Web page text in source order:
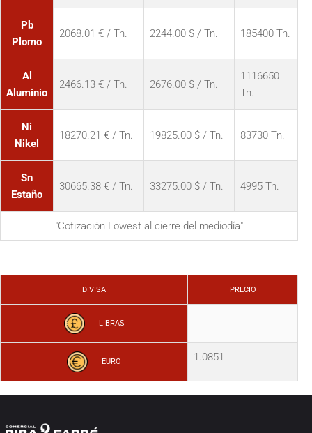
Pb
Plomo
2068.01 € / Tn. 2244.00 $ / Tn. 185400 Tn.
Al
Aluminio
2466.13 € / Tn. 2676.00 $ / Tn.
1116650
Tn.
Ni
Nikel
18270.21 € / Tn. 19825.00 $ / Tn. 83730 Tn.
Sn
Estaño
30665.38 € / Tn. 33275.00 $ / Tn. 4995 Tn.
"Cotización Lowest al cierre del mediodía"
DIVISA PRECIO
LIBRAS
EURO 1.0851